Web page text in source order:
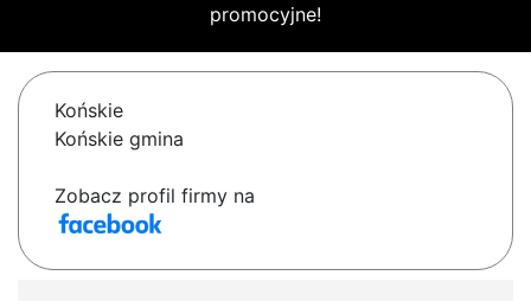
promocyjne!
Końskie
Końskie gmina
Zobacz profil firmy na